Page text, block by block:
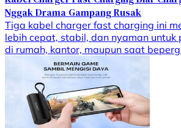
Nggak Drama Gampang Rusak
Tiga kabel charger fast charging ini
lebih cepat, stabil, dan nyaman untuk
di rumah, kantor, maupun saat